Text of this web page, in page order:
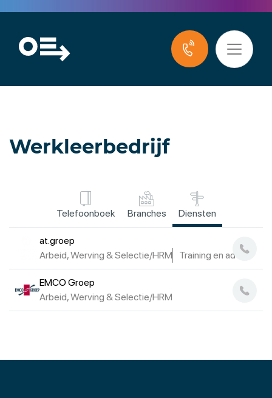
Werkleerbedrijf
Telefoonboek Branches Diensten
at.groep
Arbeid, Werving & Selectie/HRM
Training en advies
EMCO Groep
Arbeid, Werving & Selectie/HRM